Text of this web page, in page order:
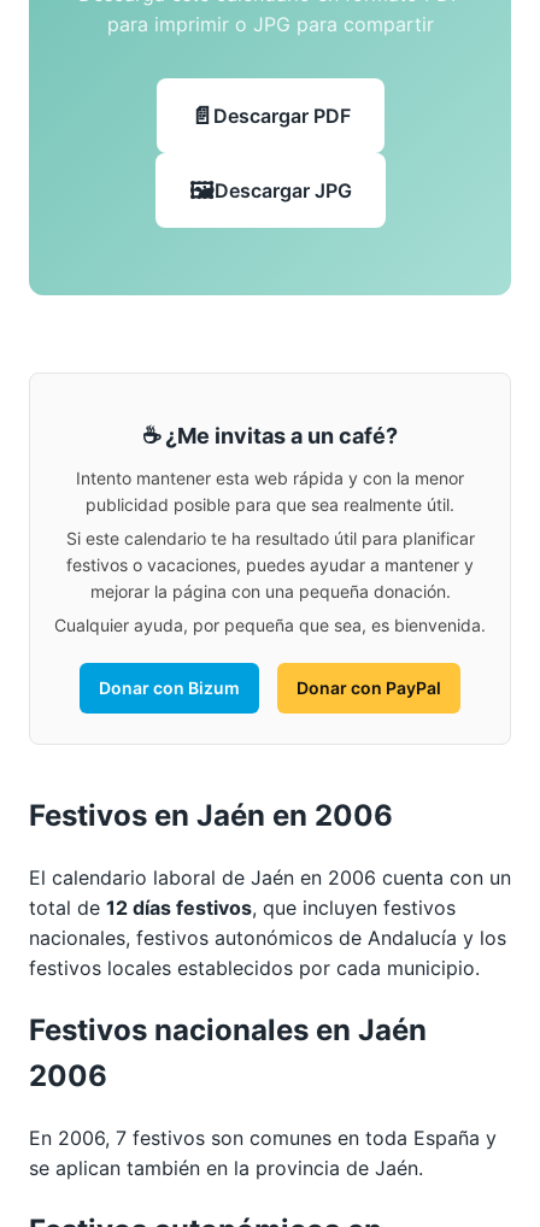
para imprimir o JPG para compartir
Descargar PDF
Descargar JPG
☕ ¿Me invitas a un café?
Intento mantener esta web rápida y con la menor
publicidad posible para que sea realmente útil.
Si este calendario te ha resultado útil para planificar
festivos o vacaciones, puedes ayudar a mantener y
mejorar la página con una pequeña donación.
Cualquier ayuda, por pequeña que sea, es bienvenida.
Donar con Bizum Donar con PayPal
Festivos en Jaén en 2006
El calendario laboral de Jaén en 2006 cuenta con un
total de 12 días festivos, que incluyen festivos
nacionales, festivos autonómicos de Andalucía y los
festivos locales establecidos por cada municipio.
Festivos nacionales en Jaén
2006
En 2006, 7 festivos son comunes en toda España y
se aplican también en la provincia de Jaén.